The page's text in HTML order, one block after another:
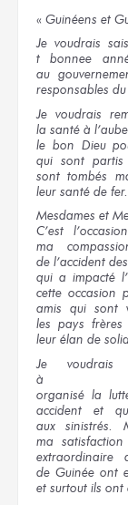
« Guinéens et
Je voudrais
t bonnee
au
responsables
Je voudrais
la santé à l’aube
le bon Dieu
qui sont partis
sont tombés
leur santé de fer.
Mesdames et
C’est l’occasion
ma
de l’accident
qui a impacté
cette occasion
amis qui sont
les pays
leur élan de
Je voudrais
à
organiséla
accidentet
aux sinistrés.
ma satisfaction
extraordinaire
de Guinée ont
et surtout ils ont